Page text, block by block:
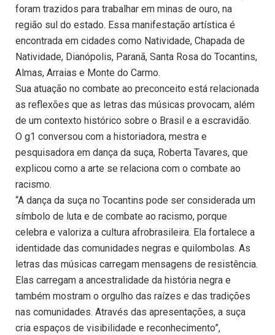
foram trazidos para trabalhar em minas de ouro, na
região sul do estado. Essa manifestação artística é
encontrada em cidades como Natividade, Chapada de
Natividade, Dianópolis, Paranã, Santa Rosa do Tocantins,
Almas, Arraias e Monte do Carmo.
Sua atuação no combate ao preconceito está relacionada
as reflexões que as letras das músicas provocam, além
de um contexto histórico sobre o Brasil e a escravidão.
O g1 conversou com a historiadora, mestra e
pesquisadora em dança da suça, Roberta Tavares, que
explicou como a arte se relaciona com o combate ao
racismo.
“A dança da suça no Tocantins pode ser considerada um
símbolo de luta e de combate ao racismo, porque
celebra e valoriza a cultura afrobrasileira. Ela fortalece a
identidade das comunidades negras e quilombolas. As
letras das músicas carregam mensagens de resistência.
Elas carregam a ancestralidade da história negra e
também mostram o orgulho das raízes e das tradições
nas comunidades. Através das apresentações, a suça
cria espaços de visibilidade e reconhecimento”,